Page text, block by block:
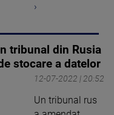
›
tribunal din Rusia
stocare a datelor
12-07-2022 | 20:52
Un tribunal rus